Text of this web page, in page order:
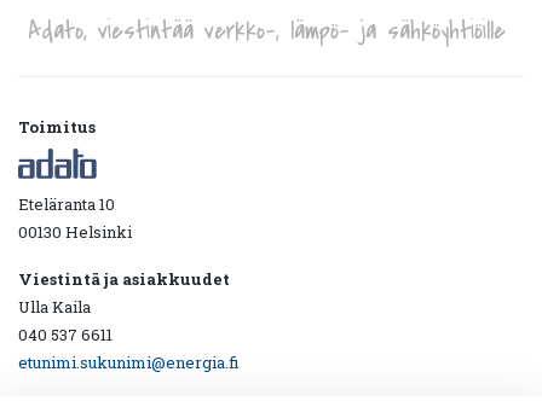
Adato, viestintää verkko-, lämpö- ja sähköyhtiöille
Toimitus
Eteläranta 10
00130 Helsinki
Viestintä ja asiakkuudet
Ulla Kaila
040 537 6611
etunimi.sukunimi@energia.fi